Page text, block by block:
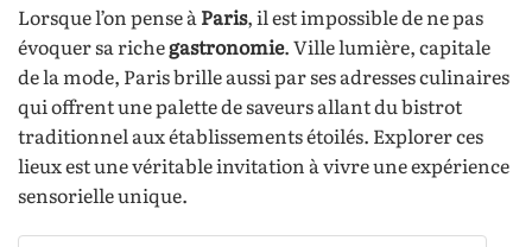
Lorsque l’on pense àParis, il est impossible de ne pas
évoquer sa richegastronomie. Ville lumière, capitale
de la mode, Paris brille aussi par ses adresses culinaires
qui offrent une palette de saveurs allant du bistrot
traditionnel aux établissements étoilés. Explorer ces
lieux est une véritable invitation à vivre une expérience
sensorielle unique.